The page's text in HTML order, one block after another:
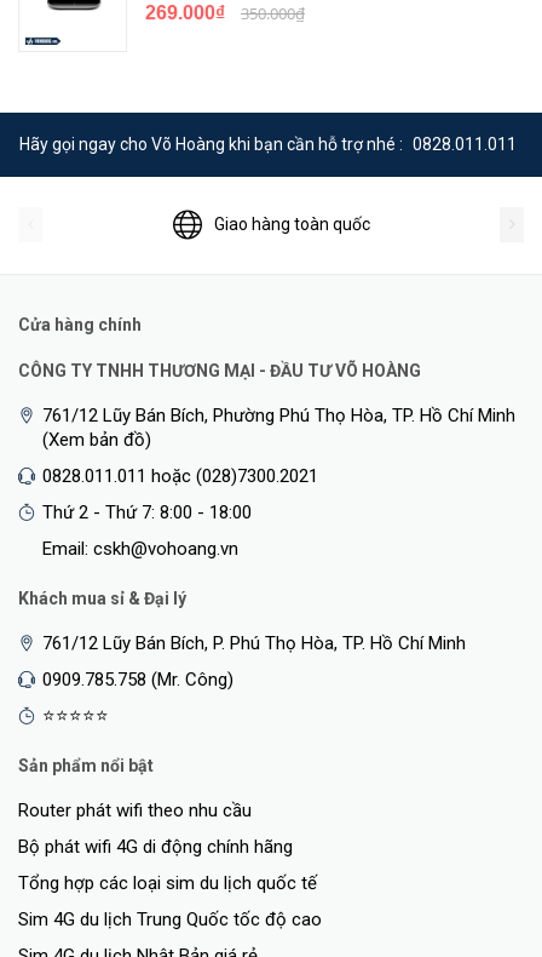
269.000₫ 350.000₫
Hãy gọi ngay cho Võ Hoàng khi bạn cần hỗ trợ nhé : 0828.011.011
Giao hàng toàn quốc
Cửa hàng chính
CÔNG TY TNHH THƯƠNG MẠI - ĐẦU TƯ VÕ HOÀNG
761/12 Lũy Bán Bích, Phường Phú Thọ Hòa, TP. Hồ Chí Minh
(Xem bản đồ)
0828.011.011 hoặc (028)7300.2021
Thứ 2 - Thứ 7: 8:00 - 18:00
Email: cskh@vohoang.vn
Khách mua sỉ & Đại lý
761/12 Lũy Bán Bích, P. Phú Thọ Hòa, TP. Hồ Chí Minh
0909.785.758 (Mr. Công)
⭐⭐⭐⭐⭐
Sản phẩm nổi bật
Router phát wifi theo nhu cầu
Bộ phát wifi 4G di động chính hãng
Tổng hợp các loại sim du lịch quốc tế
Sim 4G du lịch Trung Quốc tốc độ cao